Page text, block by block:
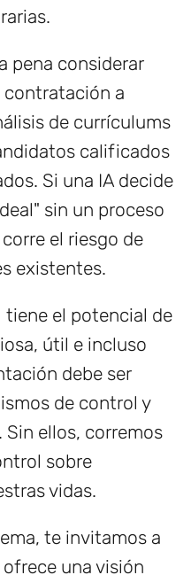
pena considerar
contratación a
de currículums
calificados
Si una IA decide
sin un proceso
el riesgo de
existentes.
el potencial de
útil e incluso
debe ser
de control y
ellos, corremos
sobre
vidas.
te invitamos a
una visión